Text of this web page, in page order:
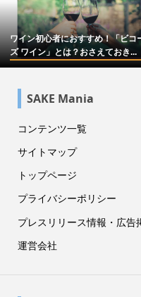
ワイン初心者におすすめ！「ビコ
ズ ワイン」とは？おさえておき...
SAKE Mania
コンテンツ一覧
サイトマップ
トップページ
プライバシーポリシー
プレスリリース情報・広告
運営会社